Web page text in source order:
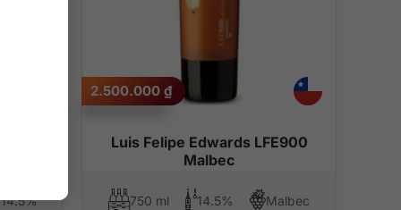
14.5%
Luis Felipe Edwards LFE900
Malbec
2.500.000 ₫
750 ml 14.5% Malbec